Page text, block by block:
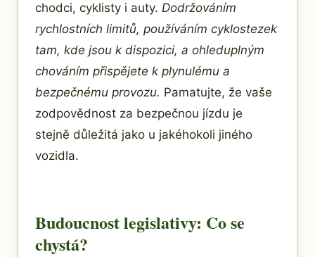
chodci, cyklisty i auty. Dodržováním
rychlostních limitů, používáním cyklostezek
tam, kde jsou k dispozici, a ohleduplným
chováním přispějete k plynulému a
bezpečnému provozu. Pamatujte, že vaše
zodpovědnost za bezpečnou jízdu je
stejně důležitá jako u jakéhokoli jiného
vozidla.
Budoucnost legislativy: Co se
chystá?